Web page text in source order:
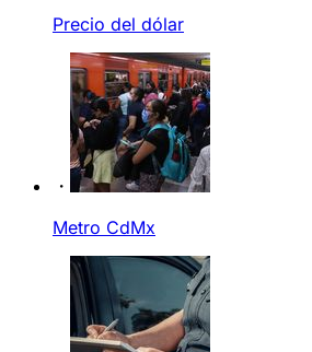
Precio del dólar
Metro CdMx